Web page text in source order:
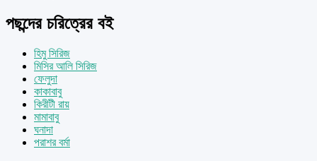
পছন্দের চরিত্রের বই
হিমু সিরিজ
মিসির আলি সিরিজ
ফেলুদা
কাকাবাবু
কিরীটী রায়
মামাবাবু
ঘনাদা
পরাশর বর্মা